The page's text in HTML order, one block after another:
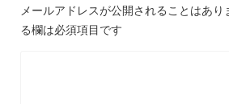
メールアドレスが公開されることはあり
る欄は必須項目です